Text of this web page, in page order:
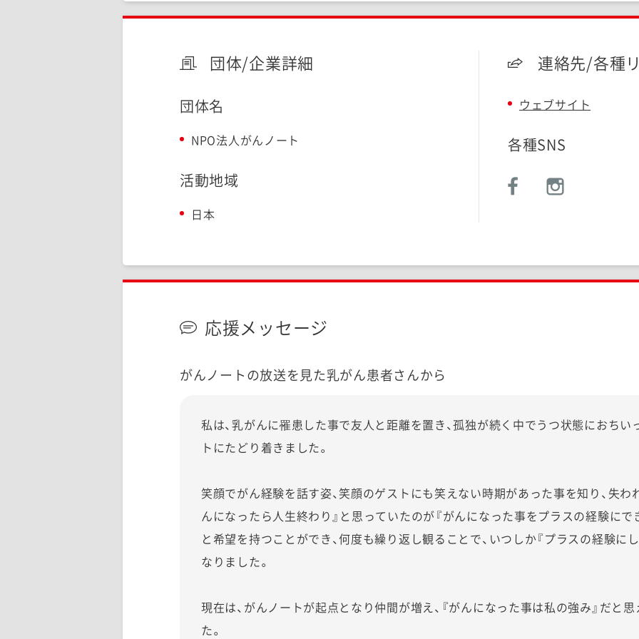
団体/企業詳細
団体名
NPO法人がんノート
活動地域
日本
連絡先/各種
ウェブサイト
各種SNS
応援メッセージ
がんノートの放送を見た乳がん患者さんから
私は、乳がんに罹患した事で友人と距離を置き、孤独が続く中でうつ状態におちい
トにたどり着きました。
笑顔でがん経験を話す姿、笑顔のゲストにも笑えない時期があった事を知り、失わ
んになったら人生終わり』と思っていたのが『がんになった事をプラスの経験にで
と希望を持つことができ、何度も繰り返し観ることで、いつしか『プラスの経験に
なりました。
現在は、がんノートが起点となり仲間が増え、『がんになった事は私の強み』だと
た。